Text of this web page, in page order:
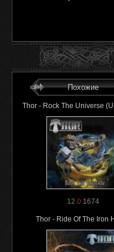
Похожие
Thor - Rock The Universe
12 01674
Thor - Ride Of The Iron